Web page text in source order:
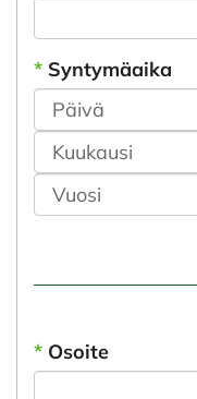
* Syntymäaika
* Osoite